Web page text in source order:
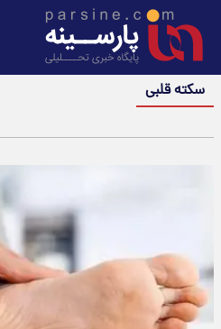
سکته قلبی